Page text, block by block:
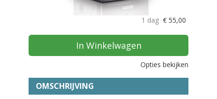
1 dag € 55,00
In Winkelwagen
Opties bekijken
OMSCHRIJVING